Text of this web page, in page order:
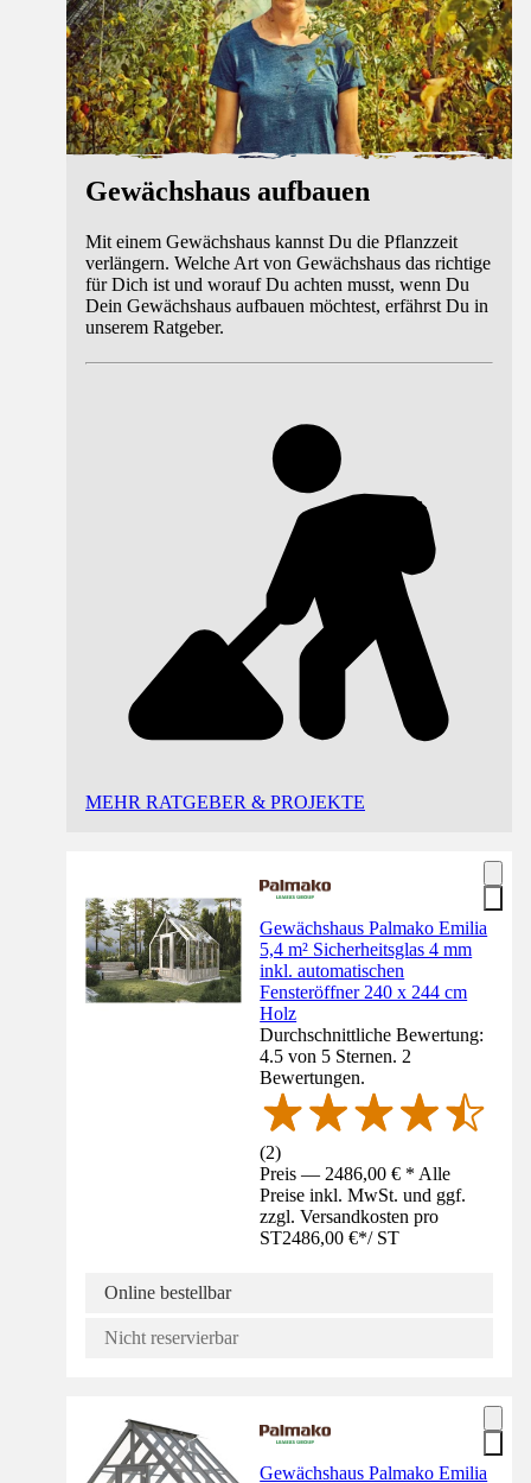
Gewächshaus aufbauen
Mit einem Gewächshaus kannst Du die Pflanzzeit
verlängern. Welche Art von Gewächshaus das richtige
für Dich ist und worauf Du achten musst, wenn Du
Dein Gewächshaus aufbauen möchtest, erfährst Du in
unserem Ratgeber.
MEHR RATGEBER & PROJEKTE
Gewächshaus Palmako Emilia
5,4 m² Sicherheitsglas 4 mm
inkl. automatischen
Fensteröffner 240 x 244 cm
Holz
Durchschnittliche Bewertung:
4.5 von 5 Sternen. 2
Bewertungen.
(2)
Preis — 2486,00 € * Alle
Preise inkl. MwSt. und ggf.
zzgl. Versandkosten pro
ST2486,00 €*/ ST
Online bestellbar
Nicht reservierbar
Gewächshaus Palmako Emilia